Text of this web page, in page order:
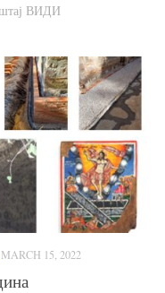
ВИДИ
MARCH 15, 2022